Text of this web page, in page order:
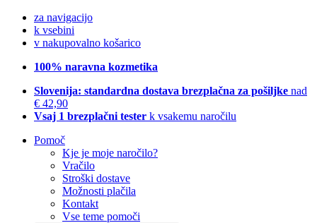
za navigacijo
k vsebini
v nakupovalno košarico
100% naravna kozmetika
Slovenija: standardna dostava brezplačna za pošiljke nad
€ 42,90
Vsaj 1 brezplačni tester k vsakemu naročilu
Pomoč
Kje je moje naročilo?
Vračilo
Stroški dostave
Možnosti plačila
Kontakt
Vse teme pomoči